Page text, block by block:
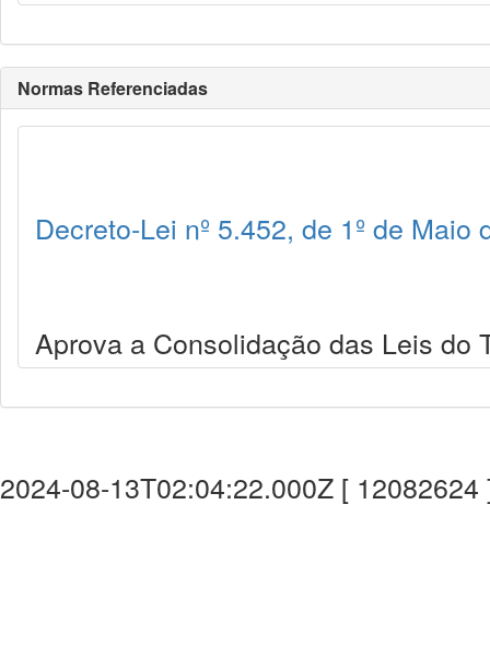
Normas Referenciadas
Decreto-Lei nº 5.452, de 1º de Maio
Aprova a Consolidação das Leis do
2024-08-13T02:04:22.000Z [ 12082624